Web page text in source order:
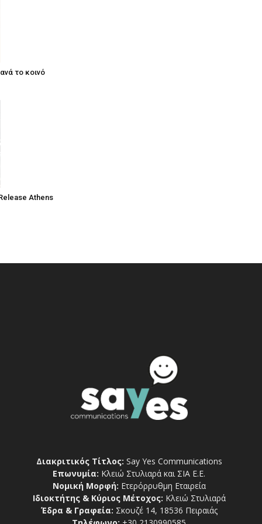
το κοινό
Athens
Διακριτικός Τίτλος: Say Yes Communications
Επωνυμία: Κλειώ Στυλιαρά και ΣΙΑ Ε.Ε.
Νομική Μορφή: Ετερόρρυθμη Εταιρεία
Ιδιοκτήτης & Κύριος Μέτοχος: Κλειώ Στυλιαρά
Έδρα & Γραφεία: Σκουζέ 14, 18536 Πειραιάς